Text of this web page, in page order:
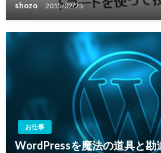
shozo 2015/02/25
お仕事
WordPressを魔法の道具と勘